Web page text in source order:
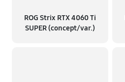
ROG Strix RTX 4060 Ti
SUPER (concept/var.)